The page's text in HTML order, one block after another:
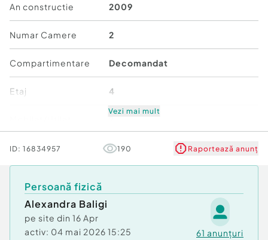
Confort:1
Tip imobil:Bloc de apartamente
Număr Băi:1
Comision cumpărător:3%
An constructie 2009
Numar Camere 2
Compartimentare Decomandat
Etaj 4
Număr niveluri imobil 8
Comfort
Vezi mai mult
ID: 16834957 190 Raportează anunț
Persoană fizică
Alexandra Baligi
pe site din 16 Apr
activ: 04 mai 2026 15:25 61 anunțuri